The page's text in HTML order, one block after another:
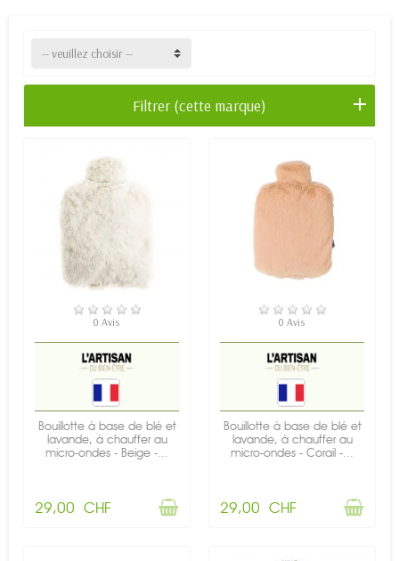
-- veuillez choisir --
Filtrer (cette marque)
RUPTURE DE STOCK
0 Avis
Bouillotte à base de blé et
lavande, à chauffer au
micro-ondes - Beige -...
29,00 CHF
RUPTURE DE STOCK
0 Avis
Bouillotte à base de blé et
lavande, à chauffer au
micro-ondes - Corail -...
29,00 CHF